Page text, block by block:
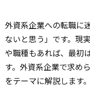
外資系企業への転職に
ないと思う」です。現
や職種もあれば、最初
す。外資系企業で求め
をテーマに解説します。